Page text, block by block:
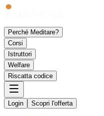
Perché Meditare?
Corsi
Istruttori
Welfare
Riscatta codice
Login Scopri l'offerta